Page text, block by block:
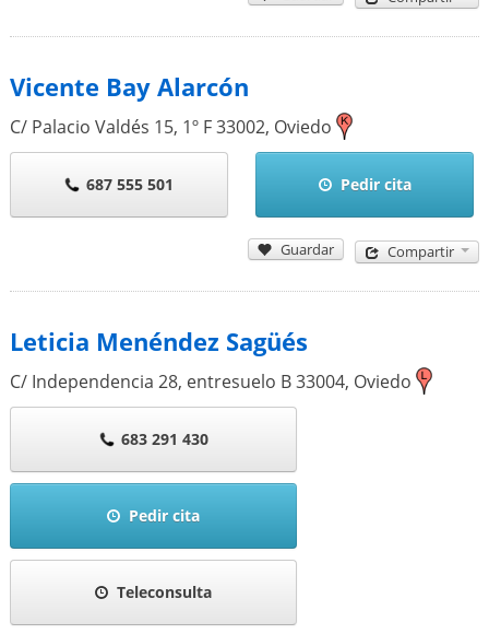
Vicente Bay Alarcón
C/ Palacio Valdés 15, 1º F33002, Oviedo
687 555 501 Pedir cita
Guardar Compartir
Leticia Menéndez Sagüés
C/ Independencia 28, entresuelo B33004, Oviedo
683 291 430
Pedir cita
Teleconsulta